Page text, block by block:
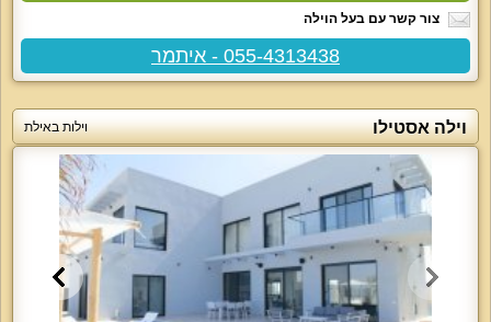
צור קשר עם בעל הוילה
055-4313438 - איתמר
וילה אסטילו וילות באילת